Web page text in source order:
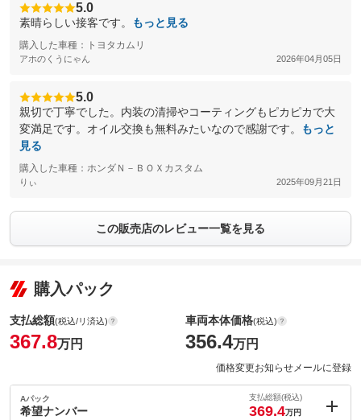
5.0
素晴らしい接客です。 もっと見る
購入した車種：トヨタカムリ
アホのくうにゃん 2026年04月05日
5.0
親切で丁寧でした。内装の清掃やコーティングもピカピカで大
変満足です。オイル交換も無料みたいなので感謝です。
もっと
見る
購入した車種：ホンダＮ－ＢＯＸカスタム
りぃ 2025年09月21日
この販売店のレビュー一覧を見る
購入パック
支払総額(税込/リ済込)
367.8万円
車両本体価格(税込)
356.4万円
価格変更お知らせメールに登録
Aパック
希望ナンバー
支払総額(税込)
369.4万円